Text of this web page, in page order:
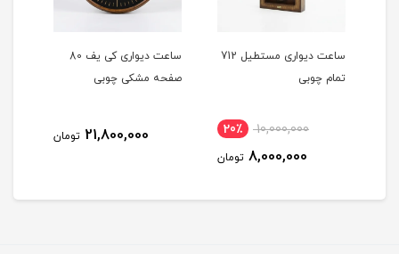
ساعت دیواری مستطیل 712
تمام چوبی
10,000,000 20٪
8,000,000 تومان
ساعت دیواری کی یف 80
صفحه مشکی چوبی
21,800,000 تومان